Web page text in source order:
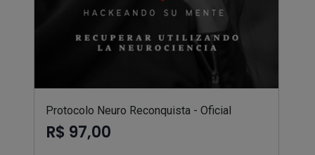
Protocolo Neuro Reconquista - Oficial
R$ 97,00